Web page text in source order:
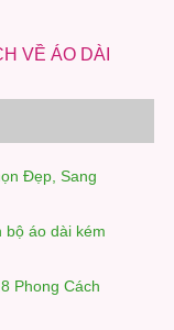
VỀ ÁO DÀI
Đẹp, Sang
bộ áo dài kém
Phong Cách